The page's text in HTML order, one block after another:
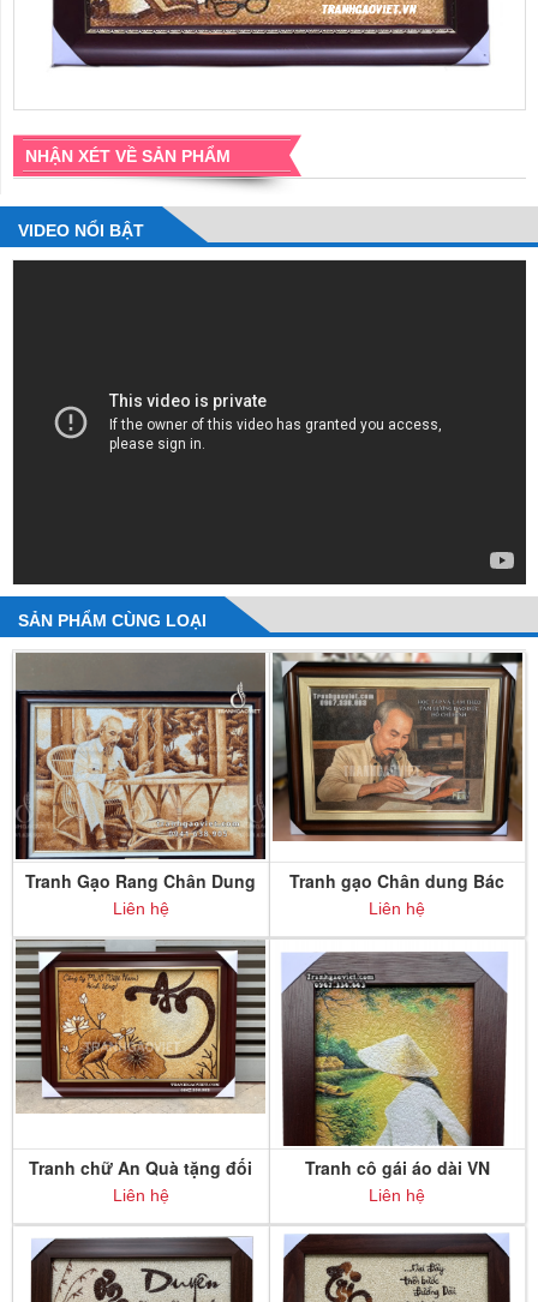
NHẬN XÉT VỀ SẢN PHẨM
VIDEO NỔI BẬT
SẢN PHẨM CÙNG LOẠI
Tranh Gạo Rang Chân Dung
Bác Hồ ngồi làm việc
Liên hệ
Tranh gạo Chân dung Bác
Hồ ngồi làm việc
Liên hệ
Tranh chữ An Quà tặng đối
tác
Liên hệ
Tranh cô gái áo dài VN
Liên hệ